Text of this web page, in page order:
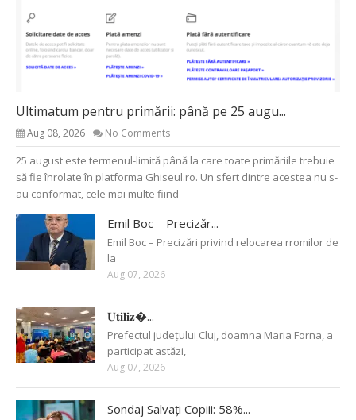
Ultimatum pentru primării: până pe 25 augu...
Aug 08, 2026 No Comments
25 august este termenul-limită până la care toate primăriile trebuie
să fie înrolate în platforma Ghiseul.ro. Un sfert dintre acestea nu s-
au conformat, cele mai multe fiind
Emil Boc – Precizăr...
Emil Boc – Precizări privind relocarea rromilor de
la
Aug 07, 2026
𝐔𝐭𝐢𝐥𝐢𝐳�...
Prefectul județului Cluj, doamna Maria Forna, a
participat astăzi,
Aug 07, 2026
Sondaj Salvați Copiii: 58%...